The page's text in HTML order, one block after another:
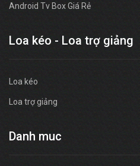
Android Tv Box Giá Rẻ
Loa kéo - Loa trợ giảng
Loa kéo
Loa trợ giảng
Danh muc